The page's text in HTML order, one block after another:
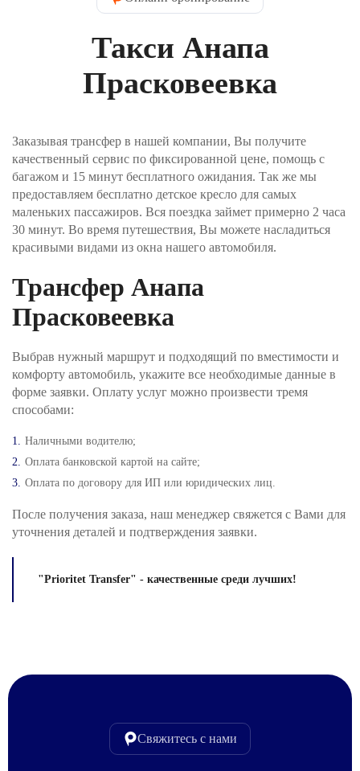
нужно указать контактные данные пассажира.
табличке при встрече, контактный телефон и Email.
На электронную почту вы получите
подтверждение заказа. Телефон пригодится, если
водитель не сможет найти вас в месте отправления.
Оплата производится через интернет-эквайринг
АО "Т-БАНК" (© 2006–2025, АО «Т-Банк»,
официальный сайт https://www.tbank.ru/business/,
лицензия ЦБ РФ № 2673).
Шаг №4. После получения заявки, наш менеджер
проверит поступление денежных средств и
свяжется с Вами для подверждения заказа и его
Такси Анапа
Прасковеевка
Заказывая трансфер в нашей компании, Вы получите
качественный сервис по фиксированной цене, помощь с
багажом и 15 минут бесплатного ожидания. Так же мы
предоставляем бесплатно детское кресло для самых
маленьких пассажиров. Вся поездка займет примерно 2 часа
30 минут. Во время путешествия, Вы можете насладиться
красивыми видами из окна нашего автомобиля.
Трансфер Анапа
Прасковеевка
Выбрав нужный маршрут и подходящий по вместимости и
комфорту автомобиль, укажите все необходимые данные в
форме заявки. Оплату услуг можно произвести тремя
способами:
Наличными водителю;
Оплата банковской картой на сайте;
Оплата по договору для ИП или юридических лиц.
После получения заказа, наш менеджер свяжется с Вами для
уточнения деталей и подтверждения заявки.
"Prioritet Transfer" - качественные среди лучших!
Свяжитесь с нами